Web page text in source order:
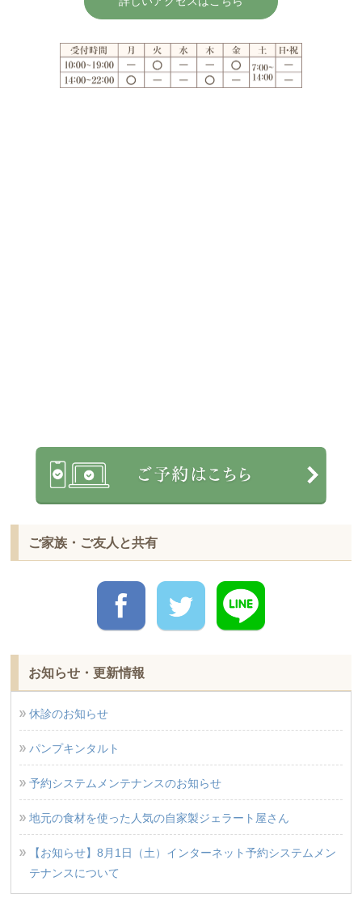
ご家族・ご友人と共有
お知らせ・更新情報
休診のお知らせ
パンプキンタルト
予約システムメンテナンスのお知らせ
地元の食材を使った人気の自家製ジェラート屋さん
【お知らせ】8月1日（土）インターネット予約システムメン
テナンスについて